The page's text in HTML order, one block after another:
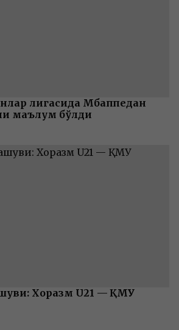
лигасида Мбаппедан
маълум бўлди
Хоразм U21 — ҚМУ